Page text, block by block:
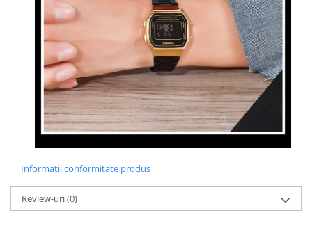
Informatii conformitate produs
Review-uri(0)